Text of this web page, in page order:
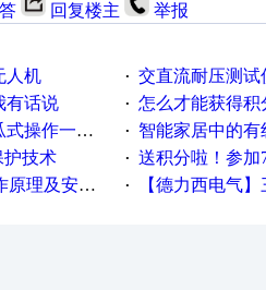
回复楼主 举报
人机 · 交直流耐压测
有话说 · 怎么才能获得积
可实现自动备份或还原系统。 · 智能家居中的有
护技术 · 送积分啦！参加7月6日
及安装要点 · 【德力西电气】三